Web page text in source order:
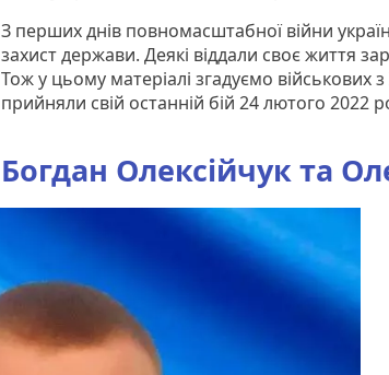
З перших днів повномасштабної війни
захист держави. Деякі віддали своє життя
Тож у цьому матеріалі згадуємо військових
прийняли свій останній бій 24 лютого 2022
Богдан Олексійчук та